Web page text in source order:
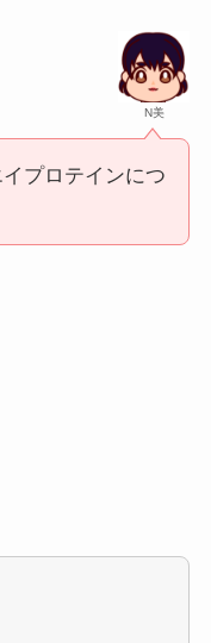
N美
プロテインにつ